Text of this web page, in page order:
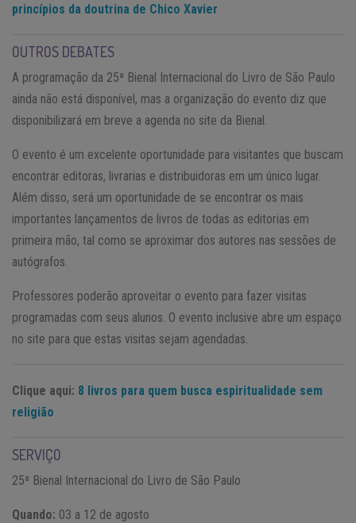
princípios da doutrina de Chico Xavier
OUTROS DEBATES
A programação da 25ª Bienal Internacional do Livro de São Paulo
ainda não está disponível, mas a organização do evento diz que
disponibilizará em breve a agenda no site da Bienal.
O evento é um excelente oportunidade para visitantes que buscam
encontrar editoras, livrarias e distribuidoras em um único lugar.
Além disso, será um oportunidade de se encontrar os mais
importantes lançamentos de livros de todas as editorias em
primeira mão, tal como se aproximar dos autores nas sessões de
autógrafos.
Professores poderão aproveitar o evento para fazer visitas
programadas com seus alunos. O evento inclusive abre um espaço
no site para que estas visitas sejam agendadas.
Clique aqui: 8 livros para quem busca espiritualidade sem
religião
SERVIÇO
25ª Bienal Internacional do Livro de São Paulo
Quando: 03 a 12 de agosto